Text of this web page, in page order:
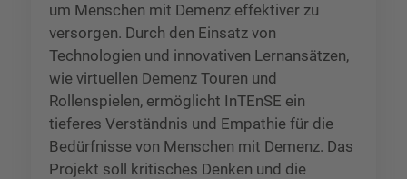
um Menschen mit Demenz effektiver zu
versorgen. Durch den Einsatz von
Technologien und innovativen Lernansätzen,
wie virtuellen Demenz Touren und
Rollenspielen, ermöglicht InTEnSE ein
tieferes Verständnis und Empathie für die
Bedürfnisse von Menschen mit Demenz. Das
Projekt soll kritisches Denken und die